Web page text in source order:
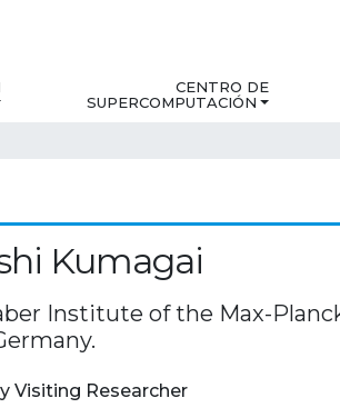
CENTRO DE
SUPERCOMPUTACIÓN
Kumagai
Institute of the Max-
Visiting Researcher